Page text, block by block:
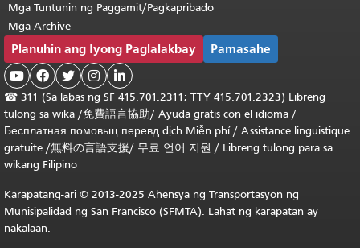
Mga Tuntunin ng Paggamit/Pagkapribado
Mga Archive
Planuhin ang Iyong Paglalakbay Pamasahe
    
☎ 311 (Sa labas ng SF 415.701.2311; TTY 415.701.2323) Libreng
tulong sa wika /免費語言協助/ Ayuda gratis con el idioma /
Бесплатная помовьщ перевд dịch Miễn phí/ Assistance linguistique
gratuite /無料の言語支援/ 무료 언어 지원 / Libreng tulong para sa
wikang Filipino
Karapatang-ari © 2013-2025 Ahensya ng Transportasyon ng
Munisipalidad ng San Francisco (SFMTA). Lahat ng karapatan ay
nakalaan.